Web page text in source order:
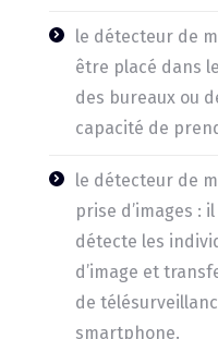
le détecteur de
être placé dans
des bureaux ou
capacité de
le détecteur de
prise d’images :
détecte les
d’image et
de
smartphone.